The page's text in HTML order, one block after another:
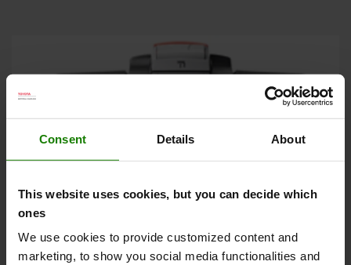
Consent Details About
This website uses cookies, but you can decide which
ones
We use cookies to provide customized content and
marketing, to show you social media functionalities and